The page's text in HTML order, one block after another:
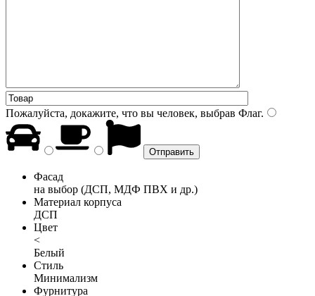
Пожалуйста, докажите, что вы человек, выбрав Флаг.
Фасад
на выбор (ДСП, МДФ ПВХ и др.)
Материал корпуса
ДСП
Цвет
<
Белый
Стиль
Минимализм
Фурнитура